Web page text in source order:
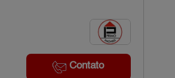
Contato